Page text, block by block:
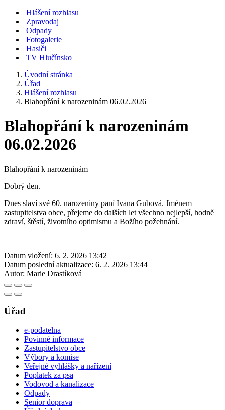
Hlášení rozhlasu
Zpravodaj
Odpady
Fotogalerie
Hasiči
TV Hlučínsko
Úvodní stránka
Úřad
Hlášení rozhlasu
Blahopřání k narozeninám 06.02.2026
Blahopřání k narozeninám
06.02.2026
Blahopřání k narozeninám
Dobrý den.
Dnes slaví své 60. narozeniny paní Ivana Gubová. Jménem
zastupitelstva obce, přejeme do dalších let všechno nejlepší, hodně
zdraví, štěstí, životního optimismu a Božího požehnání.
Datum vložení: 6. 2. 2026 13:42
Datum poslední aktualizace: 6. 2. 2026 13:44
Autor: Marie Drastíková
Úřad
e-podatelna
Povinné informace
Zastupitelstvo obce
Výbory a komise
Veřejné vyhlášky a nařízení
Poplatek za psa
Vodovod a kanalizace
Odpady
Senior doprava